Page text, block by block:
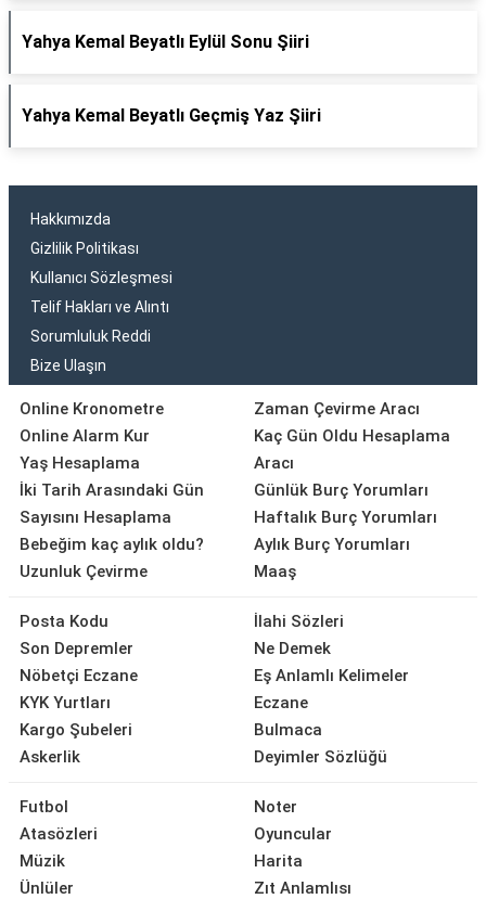
Yahya Kemal Beyatlı Eylül Sonu Şiiri
Yahya Kemal Beyatlı Geçmiş Yaz Şiiri
Hakkımızda
Gizlilik Politikası
Kullanıcı Sözleşmesi
Telif Hakları ve Alıntı
Sorumluluk Reddi
Bize Ulaşın
Online Kronometre
Online Alarm Kur
Yaş Hesaplama
İki Tarih Arasındaki Gün
Sayısını Hesaplama
Bebeğim kaç aylık oldu?
Uzunluk Çevirme
Zaman Çevirme Aracı
Kaç Gün Oldu Hesaplama
Aracı
Günlük Burç Yorumları
Haftalık Burç Yorumları
Aylık Burç Yorumları
Maaş
Posta Kodu
Son Depremler
Nöbetçi Eczane
KYK Yurtları
Kargo Şubeleri
Askerlik
İlahi Sözleri
Ne Demek
Eş Anlamlı Kelimeler
Eczane
Bulmaca
Deyimler Sözlüğü
Futbol
Atasözleri
Müzik
Ünlüler
Noter
Oyuncular
Harita
Zıt Anlamlısı